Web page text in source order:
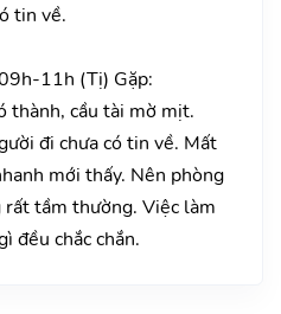
tin về.
11h (Tị) Gặp:
thành, cầu tài mờ mịt.
đi chưa có tin về. Mất
mới thấy. Nên phòng
tầm thường. Việc làm
đều chắc chắn.